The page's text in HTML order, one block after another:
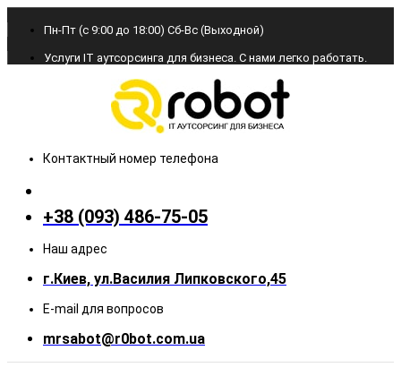
Пн-Пт (с 9:00 до 18:00) Cб-Вс (Выходной)
Услуги IT аутсорсинга для бизнеса. С нами легко работать.
Контактный номер телефона
+38 (093) 486-75-05
Наш адрес
г.Киев, ул.Василия Липковского,45
E-mail для вопросов
mrsabot@r0bot.com.ua